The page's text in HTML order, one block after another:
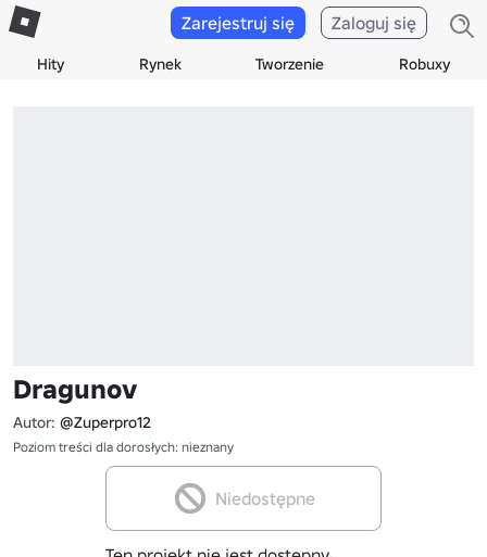
Hity Rynek Tworzenie Robuxy
Zarejestruj się Zaloguj się
Dragunov
Autor: @Zuperpro12
Poziom treści dla dorosłych: nieznany
Niedostępne